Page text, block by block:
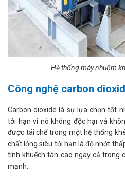
Hệ thống máy nhuộm
Công nghệ carbon
Carbon dioxide là sự lựa chọn tốt
tới hạn vì nó không độc hại và
được tái chế trong một hệ thống
chất lỏng siêu tới hạn là độ nhớt
tính khuếch tán cao ngay cả trong
mạnh.